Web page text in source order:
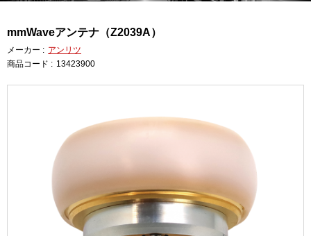
mmWaveアンテナ（Z2039A）
メーカー : アンリツ
商品コード : 13423900